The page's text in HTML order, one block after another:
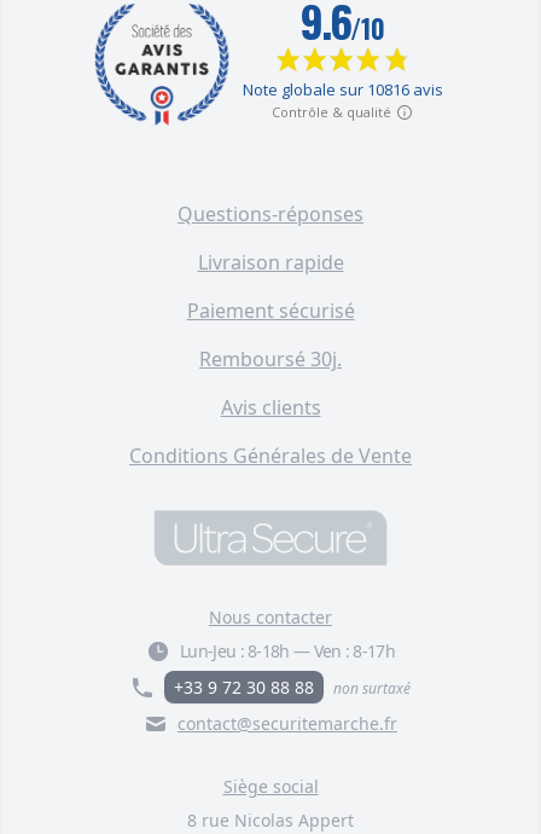
Kit armement / désarmement à
distance - Clavier numérique et
lecteur RFID sur batterie +
Badge RFID (gamme HY)
F005-6450-50
additionnel (gamme KP/WG/HY)
80,00 €
Questions-réponses
Livraison rapide
Paiement sécurisé
Remboursé 30j.
Avis clients
Conditions Générales de Vente
Nous contacter
Lun-Jeu : 8-18h —Ven : 8-17h
+33 9 72 30 88 88
non surtaxé
contact@securitemarche.fr
Siège social
8 rue Nicolas Appert